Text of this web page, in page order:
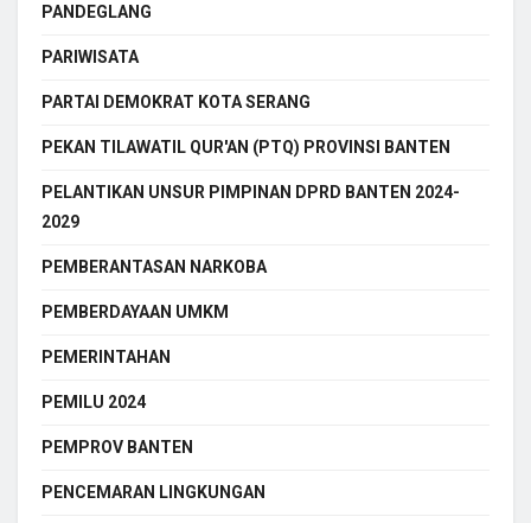
PANDEGLANG
PARIWISATA
PARTAI DEMOKRAT KOTA SERANG
PEKAN TILAWATIL QUR'AN (PTQ) PROVINSI BANTEN
PELANTIKAN UNSUR PIMPINAN DPRD BANTEN 2024-
2029
PEMBERANTASAN NARKOBA
PEMBERDAYAAN UMKM
PEMERINTAHAN
PEMILU 2024
PEMPROV BANTEN
PENCEMARAN LINGKUNGAN